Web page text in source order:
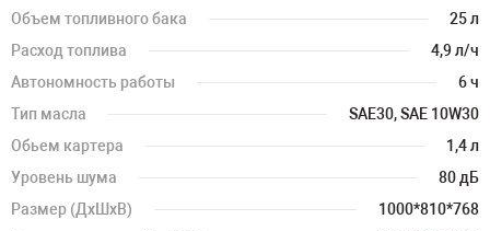
Объем топливного бака
25 л
Расход топлива
4,9 л/ч
Автономность работы
6 ч
Тип масла
SAE30, SAE 10W30
Обьем картера
1,4 л
Уровень шума
80 дБ
Размер (ДхШхВ)
1000*810*768